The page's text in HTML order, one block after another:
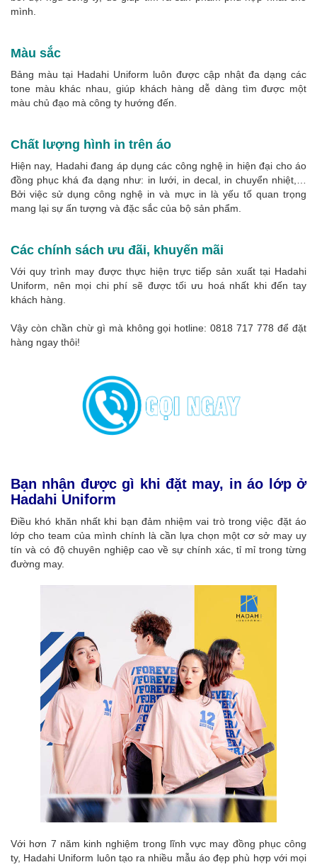
mình.
Màu sắc
Bảng màu tại Hadahi Uniform luôn được cập nhật đa dạng các
tone màu khác nhau, giúp khách hàng dễ dàng tìm được một
màu chủ đạo mà công ty hướng đến.
Chất lượng hình in trên áo
Hiện nay, Hadahi đang áp dụng các công nghệ in hiện đại cho áo
đồng phục khá đa dạng như: in lưới, in decal, in chuyển nhiệt,…
Bởi việc sử dụng công nghệ in và mực in là yếu tố quan trọng
mang lại sự ấn tượng và đặc sắc của bộ sản phẩm.
Các chính sách ưu đãi, khuyến mãi
Với quy trình may được thực hiện trực tiếp sản xuất tại Hadahi
Uniform, nên mọi chi phí sẽ được tối ưu hoá nhất khi đến tay
khách hàng.
Vậy còn chần chừ gì mà không gọi hotline: 0818 717 778 để đặt
hàng ngay thôi!
Bạn nhận được gì khi đặt may, in áo lớp ở
Hadahi Uniform
Điều khó khăn nhất khi bạn đảm nhiệm vai trò trong việc đặt áo
lớp cho team của mình chính là cần lựa chọn một cơ sở may uy
tín và có độ chuyên nghiệp cao về sự chính xác, tỉ mỉ trong từng
đường may.
Với hơn 7 năm kinh nghiệm trong lĩnh vực may đồng phục công
ty, Hadahi Uniform luôn tạo ra nhiều mẫu áo đẹp phù hợp với mọi